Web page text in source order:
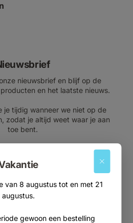
van 8 augustus tot en met 21
augustus.
gewoon een bestelling
nieuwsbrief en blijf op de
en het laatste nieuws.
je tijdig wanneer we niet op de
zodat je altijd weet waar je aan
toe bent.
mailadres